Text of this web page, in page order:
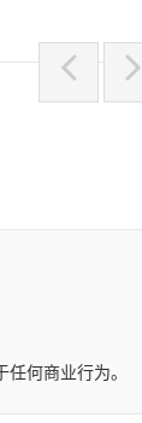
何商业行为。